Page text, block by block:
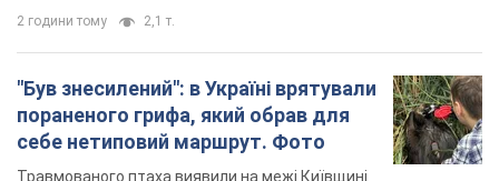
2 години тому 2,1 т.
"Був знесилений": в Україні врятували
пораненого грифа, який обрав для
себе нетиповий маршрут. Фото
Травмованого птаха виявили на межі Київщині